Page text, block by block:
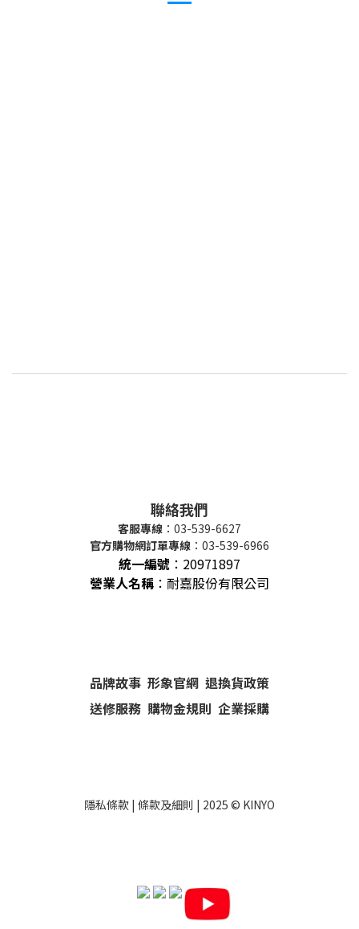
聯絡我們
客服專線 ：03-539-6627
官方購物網訂單專線 ：03-539-6966
統一編號 ： 20971897
營業人名稱 ：耐嘉股份有限公司
品牌故事 形象官網 退換貨政策
送修服務 購物金規則 企業採購
隱私條款 | 條款及細則 | 2025 © KINYO